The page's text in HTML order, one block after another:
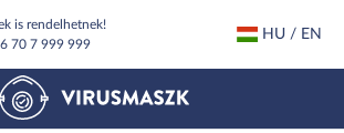
is rendelhetnek!
70 7 999 999
HU / EN